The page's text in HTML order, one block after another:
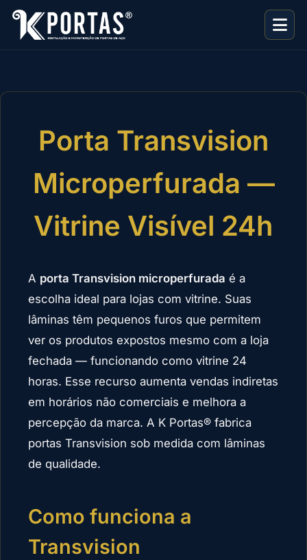
Porta Transvision
Microperfurada —
Vitrine Visível 24h
A porta Transvision microperfurada é a
escolha ideal para lojas com vitrine. Suas
lâminas têm pequenos furos que permitem
ver os produtos expostos mesmo com a loja
fechada — funcionando como vitrine 24
horas. Esse recurso aumenta vendas indiretas
em horários não comerciais e melhora a
percepção da marca. A K Portas® fabrica
portas Transvision sob medida com lâminas
de qualidade.
Como funciona a
Transvision